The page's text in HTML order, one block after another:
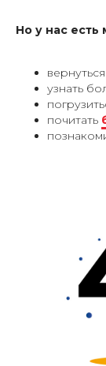
Но у нас есть
вернуться
узнать
почитать